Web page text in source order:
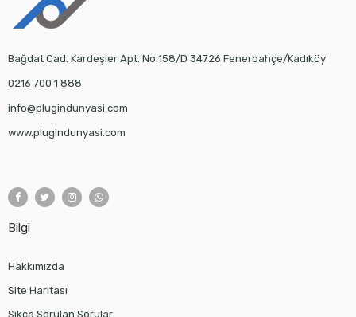
Bağdat Cad. Kardeşler Apt. No:158/D 34726 Fenerbahçe/Kadıköy
0216 700 1 888
info@plugindunyasi.com
www.plugindunyasi.com
Bilgi
Hakkımızda
Site Haritası
Sıkça Sorulan Sorular